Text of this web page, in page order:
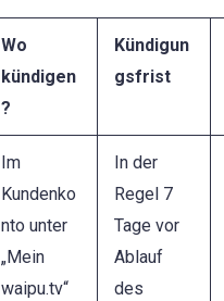
Wo
kündigen
?
Kündigun
gsfrist
Im
Kundenko
nto unter
„Mein
waipu.tv“
In der
Regel 7
Tage vor
Ablauf
des